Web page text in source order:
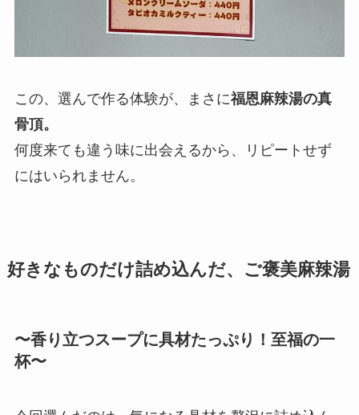
この、選んで作る体験が、まさに福恩麻辣湯の真
骨頂。
何度来ても違う味に出会えるから、リピートせず
にはいられません。
好きなものだけ詰め込んだ、ご褒美麻辣湯
〜香り立つスープに具材たっぷり！至福の一
杯〜